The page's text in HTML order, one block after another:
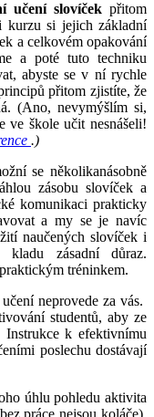
učení slovíčekpřitom
kurzu si jejich základní
a celkovém opakování
a poté tuto techniku
abyste se v ní rychle
přitom zjistíte, že
(Ano, nevymýšlím si,
ve škole učit nesnášeli!
.)
se několikanásobně
zásobu slovíček a
komunikaci prakticky
a my se je navíc
naučených slovíček i
kladu zásadní důraz.
tréninkem.
neprovede za vás.
studentů, aby ze
k efektivnímu
poslechu dostávají
úhlu pohledu aktivita